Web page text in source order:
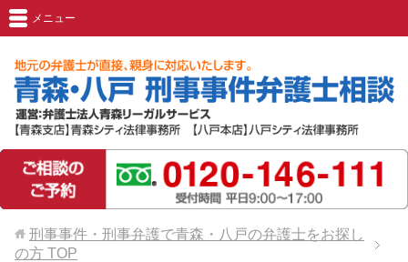
メニュー
刑事事件・刑事弁護で青森・八戸の弁護士をお探し
の方 TOP